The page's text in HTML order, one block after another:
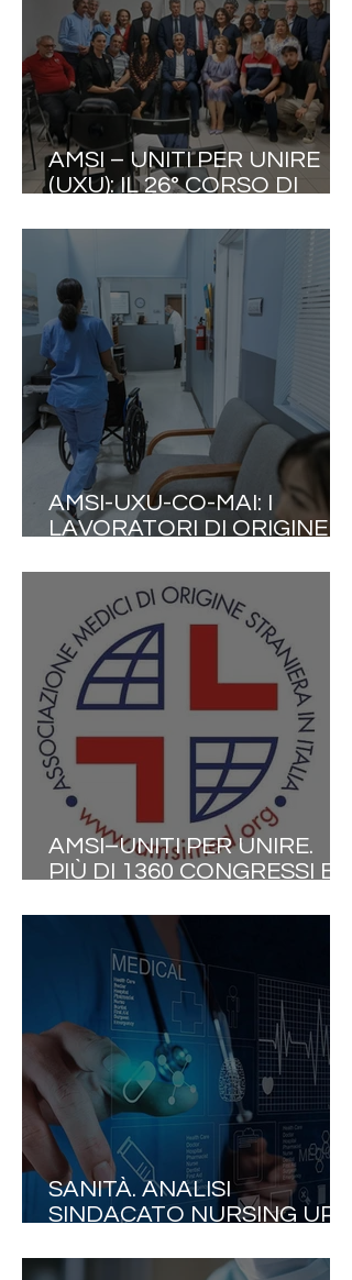
AMSI – UNITI PER UNIRE
(UXU): IL 26° CORSO DI
INTERNAZIONALE
INTERDISCIPLINARE
CONFERMA LA
COLLABORAZIONE TRA LE
PROFESSIONI SANITARIE
AMSI-UXU-CO-MAI: I
LAVORATORI DI ORIGINE
9% DEL PIL ITALIANO E 177
MILIARDI DI EURO
AMSI–UNITI PER UNIRE.
PIÙ DI 1360 CONGRESSI E
CONGRESSO DEL 27.06
CONFERMA LA
COLLABORAZIONE TRA LE
PROFESSIONI SANITARIE
ED ALBI PROFESSIONALI.
SANITÀ. ANALISI
SINDACATO NURSING UP:
ARTIFICIALE NON DEVE